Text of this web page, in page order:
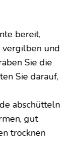
bereit,
vergilben und
Sie die
Sie darauf,
abschütteln
gut
trocknen